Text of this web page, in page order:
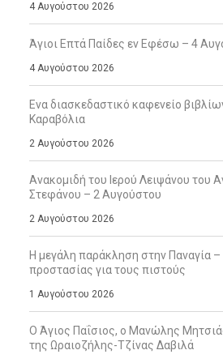
4 Αυγούστου 2026
Άγιοι Επτά Παίδες εν Εφέσω – 4
4 Αυγούστου 2026
Ενα διασκεδαστικό καφενείο
Καραβόλια
2 Αυγούστου 2026
Ανακομιδή του Ιερού Λειψάνου του
Στεφάνου – 2 Αυγούστου
2 Αυγούστου 2026
Η μεγάλη παράκληση στην Παναγία
προστασίας για τους πιστούς
1 Αυγούστου 2026
Ο Άγιος Παΐσιος, ο Μανώλης
της Ωραιοζήλης-Τζίνας Δαβιλά